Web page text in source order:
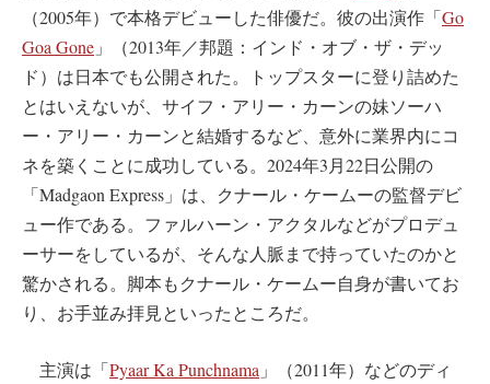
（2005年）で本格デビューした俳優だ。彼の出演作「Go
Goa Gone 」（2013年／邦題：インド・オブ・ザ・デッ
ド）は日本でも公開された。トップスターに登り詰めた
とはいえないが、サイフ・アリー・カーンの妹ソーハ
ー・アリー・カーンと結婚するなど、意外に業界内にコ
ネを築くことに成功している。2024年3月22日公開の
「Madgaon Express」は、クナール・ケームーの監督デビ
ュー作である。ファルハーン・アクタルなどがプロデュ
ーサーをしているが、そんな人脈まで持っていたのかと
驚かされる。脚本もクナール・ケームー自身が書いてお
り、お手並み拝見といったところだ。
主演は「Pyaar Ka Punchnama 」（2011年）などのディ